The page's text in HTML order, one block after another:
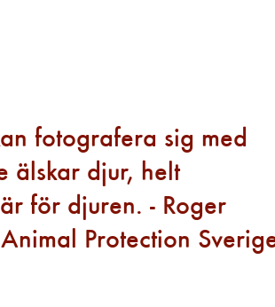
fotografera sig med
älskar djur, helt
för djuren. - Roger
Protection